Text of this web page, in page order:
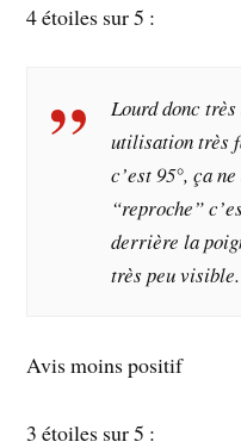
4 étoiles sur 5 :
Lourd donc
utilisation très
c’est 95°, ça
“reproche”
derrière la
très peu visible.
Avis moins positif
3 étoiles sur 5 :